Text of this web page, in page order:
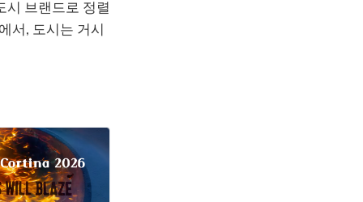
시 브랜드로 정렬
서, 도시는 거시